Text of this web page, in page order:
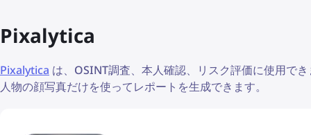
Pixalytica
Pixalytica は、OSINT調査、本人確認、リスク評価に使用で
人物の顔写真だけを使ってレポートを生成できます。